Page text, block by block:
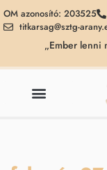
OM azonosító: 203525
titkarsag@sztg-
„Ember lenni